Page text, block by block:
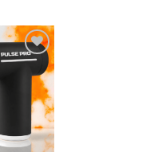
Añadir
a la
lista de
deseos